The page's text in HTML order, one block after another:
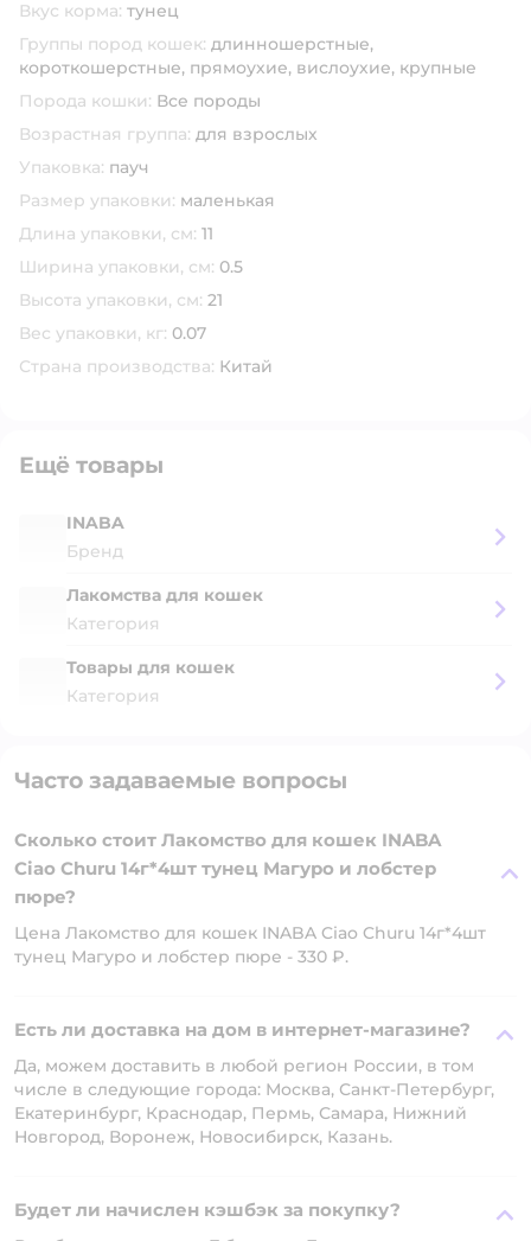
Вкус корма: тунец
Группы пород кошек: длинношерстные,
короткошерстные, прямоухие, вислоухие, крупные
Порода кошки: Все породы
Возрастная группа: для взрослых
Упаковка: пауч
Размер упаковки: маленькая
Длина упаковки, см: 11
Ширина упаковки, см: 0.5
Высота упаковки, см: 21
Вес упаковки, кг: 0.07
Страна производства: Китай
Ещё товары
INABA
Бренд
Лакомства для кошек
Категория
Товары для кошек
Категория
Часто задаваемые вопросы
Сколько стоит Лакомство для кошек INABA
Ciao Churu 14г*4шт тунец Магуро и лобстер
пюре?
Цена Лакомство для кошек INABA Ciao Churu 14г*4шт
тунец Магуро и лобстер пюре - 330 ₽.
Есть ли доставка на дом в интернет-магазине?
Да, можем доставить в любой регион России, в том
числе в следующие города: Москва, Санкт-Петербург,
Екатеринбург, Краснодар, Пермь, Самара, Нижний
Новгород, Воронеж, Новосибирск, Казань.
Будет ли начислен кэшбэк за покупку?